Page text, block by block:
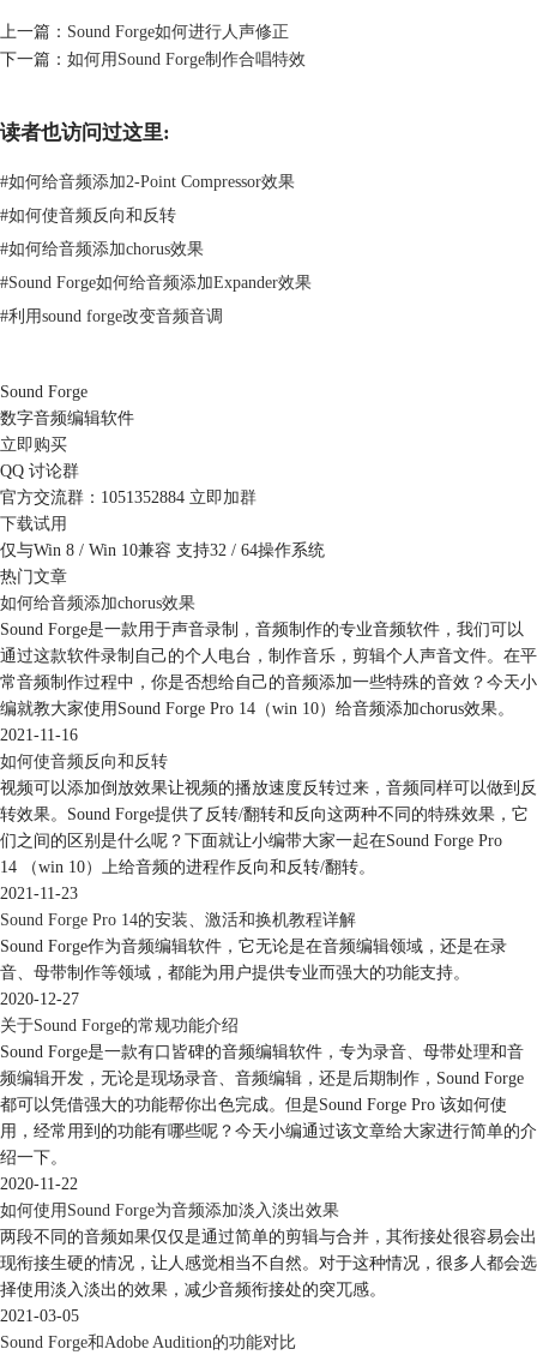
图2：转到功能
如图3所示，在Sound Forge“转到”功能面板中，大家可以使用预设或者自
定义的方式设置音频编辑点。
图3：转到功能面板
要编辑点的位置预设。
图4：转到预设
另外，用户也可以在输入格式为“时间”的前提下，在时间位置输入框中，
输入准确的时间点进行编辑点的自定义定位。
上一篇： Sound Forge如何进行人声修正
下一篇： 如何用Sound Forge制作合唱特效
读者也访问过这里:
#如何给音频添加2-Point Compressor效果
#如何使音频反向和反转
#如何给音频添加chorus效果
#Sound Forge如何给音频添加Expander效果
#利用sound forge改变音频音调
Sound Forge
数字音频编辑软件
立即购买
QQ 讨论群
官方交流群：1051352884 立即加群
下载试用
仅与Win 8 / Win 10兼容 支持32 / 64操作系统
热门文章
如何给音频添加chorus效果
Sound Forge是一款用于声音录制，音频制作的专业音频软件，我们可以
通过这款软件录制自己的个人电台，制作音乐，剪辑个人声音文件。在平
常音频制作过程中，你是否想给自己的音频添加一些特殊的音效？今天小
编就教大家使用Sound Forge Pro 14（win 10）给音频添加chorus效果。
2021-11-16
如何使音频反向和反转
视频可以添加倒放效果让视频的播放速度反转过来，音频同样可以做到反
转效果。Sound Forge提供了反转/翻转和反向这两种不同的特殊效果，它
们之间的区别是什么呢？下面就让小编带大家一起在Sound Forge Pro
14 （win 10）上给音频的进程作反向和反转/翻转。
2021-11-23
Sound Forge Pro 14的安装、激活和换机教程详解
Sound Forge作为音频编辑软件，它无论是在音频编辑领域，还是在录
音、母带制作等领域，都能为用户提供专业而强大的功能支持。
2020-12-27
关于Sound Forge的常规功能介绍
Sound Forge是一款有口皆碑的音频编辑软件，专为录音、母带处理和音
频编辑开发，无论是现场录音、音频编辑，还是后期制作，Sound Forge
都可以凭借强大的功能帮你出色完成。但是Sound Forge Pro 该如何使
用，经常用到的功能有哪些呢？今天小编通过该文章给大家进行简单的介
绍一下。
2020-11-22
如何使用Sound Forge为音频添加淡入淡出效果
两段不同的音频如果仅仅是通过简单的剪辑与合并，其衔接处很容易会出
现衔接生硬的情况，让人感觉相当不自然。对于这种情况，很多人都会选
择使用淡入淡出的效果，减少音频衔接处的突兀感。
2021-03-05
Sound Forge和Adobe Audition的功能对比